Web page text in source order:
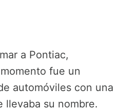
a Pontiac,
fue un
automóviles con una
llevaba su nombre.